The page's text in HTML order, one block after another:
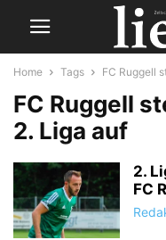
Home Tags FC Ruggell
FC Ruggell
2. Liga auf
2.
FC